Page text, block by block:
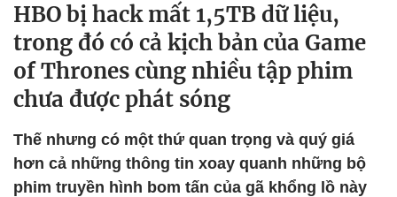
HBO bị hack mất 1,5TB dữ liệu,
trong đó có cả kịch bản của Game
of Thrones cùng nhiều tập phim
chưa được phát sóng
Thế nhưng có một thứ quan trọng và quý giá
hơn cả những thông tin xoay quanh những bộ
phim truyền hình bom tấn của gã khổng lồ này